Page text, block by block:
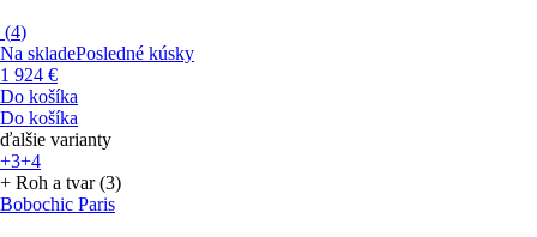
(4)
Na skladePosledné kúsky
1 924 €
Do košíka
Do košíka
ďalšie varianty
+3+4
+ Roh a tvar (3)
Bobochic Paris